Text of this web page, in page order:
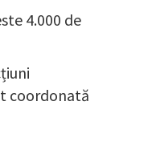
4.000 de
coordonată